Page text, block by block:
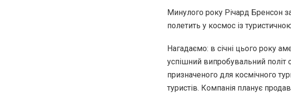
Минулого року Річард
полетить у космос із
Нагадаємо: в січні цього року
успішний випробувальний політ
призначеного для космічного
туристів. Компанія планує